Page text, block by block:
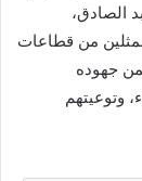
الصادق،
من قطاعات
جهوده
وتوعيتهم